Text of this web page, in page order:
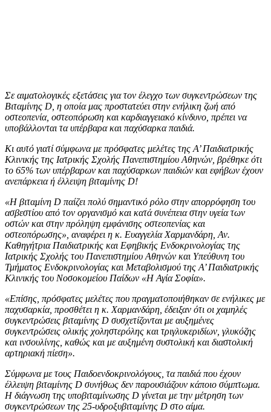
Σε αιματολογικές εξετάσεις για τον έλεγχο των συγκεντρώσεων της
Βιταμίνης D, η οποία μας προστατεύει στην ενήλικη ζωή από
οστεοπενία, οστεοπόρωση και καρδιαγγειακό κίνδυνο, πρέπει να
υποβάλλονται τα υπέρβαρα και παχύσαρκα παιδιά.
Κι αυτό γιατί σύμφωνα με πρόσφατες μελέτες της Α’ Παιδιατρικής
Κλινικής της Ιατρικής Σχολής Πανεπιστημίου Αθηνών, βρέθηκε ότι
το 65% των υπέρβαρων και παχύσαρκων παιδιών και εφήβων έχουν
ανεπάρκεια ή έλλειψη βιταμίνης D!
«Η βιταμίνη D παίζει πολύ σημαντικό ρόλο στην απορρόφηση του
ασβεστίου από τον οργανισμό και κατά συνέπεια στην υγεία των
οστών και στην πρόληψη εμφάνισης οστεοπενίας και
οστεοπόρωσης», αναφέρει η κ. Ευαγγελία Χαρμανδάρη, Αν.
Καθηγήτρια Παιδιατρικής και Εφηβικής Ενδοκρινολογίας της
Ιατρικής Σχολής του Πανεπιστημίου Αθηνών και Υπεύθυνη του
Τμήματος Ενδοκρινολογίας και Μεταβολισμού της Α’ Παιδιατρικής
Κλινικής του Νοσοκομείου Παίδων «Η Αγία Σοφία».
«Επίσης, πρόσφατες μελέτες που πραγματοποιήθηκαν σε ενήλικες με
παχυσαρκία, προσθέτει η κ. Χαρμανδάρη, έδειξαν ότι οι χαμηλές
συγκεντρώσεις βιταμίνης D συσχετίζονται με αυξημένες
συγκεντρώσεις ολικής χοληστερόλης και τριγλυκεριδίων, γλυκόζης
και ινσουλίνης, καθώς και με αυξημένη συστολική και διαστολική
αρτηριακή πίεση».
Σύμφωνα με τους Παιδοενδοκρινολόγους, τα παιδιά που έχουν
έλλειψη βιταμίνης D συνήθως δεν παρουσιάζουν κάποιο σύμπτωμα.
Η διάγνωση της υποβιταμίνωσης D γίνεται με την μέτρηση των
συγκεντρώσεων της 25-υδροξυβιταμίνης D στο αίμα.